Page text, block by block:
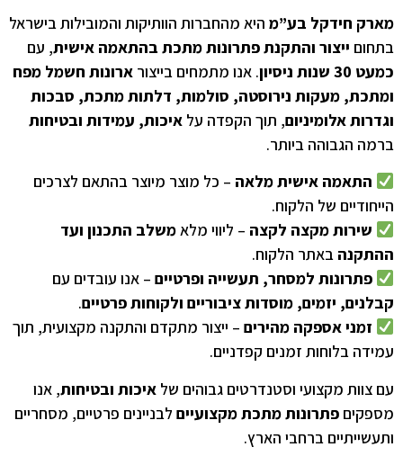
חידקל בע”מהיא מהחברות הוותיקות והמובילות בישראל
ייצור והתקנת פתרונות מתכת בהתאמה אישית, עם
ניסיון
. אנו מתמחים בייצורארונות חשמל מפח
מעקות נירוסטה, סולמות, דלתות מתכת, סבכות
אלומיניום, תוך הקפדה על איכות, עמידות ובטיחות
הגבוהה ביותר.
התאמה אישית מלאה– כל מוצר מיוצר בהתאם לצרכים
של הלקוח.
שירות מקצה לקצה– ליווי מלאמשלב התכנון ועד
באתר הלקוח.
פתרונות למסחר, תעשייה ופרטיים– אנו עובדים עם
יזמים, מוסדות ציבוריים ולקוחות פרטיים.
זמני אספקה מהירים– ייצור מתקדם והתקנה מקצועית, תוך
בלוחות זמנים קפדניים.
מקצועי וסטנדרטים גבוהים של איכות ובטיחות, אנו
פתרונות מתכת מקצועייםלבניינים פרטיים, מסחריים
ברחבי הארץ.